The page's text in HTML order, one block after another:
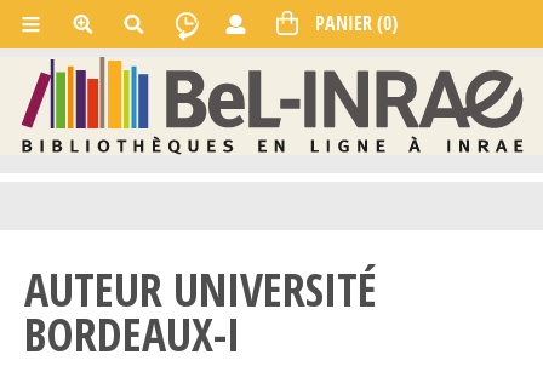
AUTEUR UNIVERSITÉ
BORDEAUX-I